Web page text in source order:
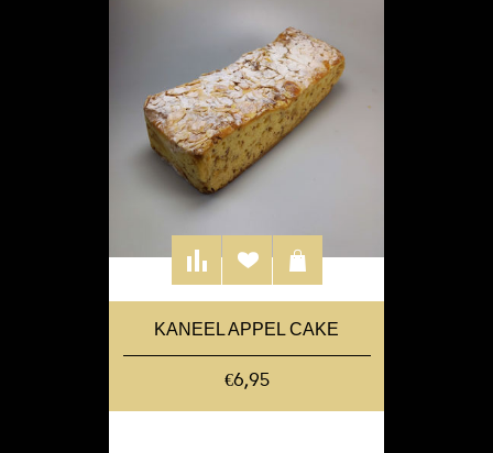
KANEEL APPEL CAKE
€6,95